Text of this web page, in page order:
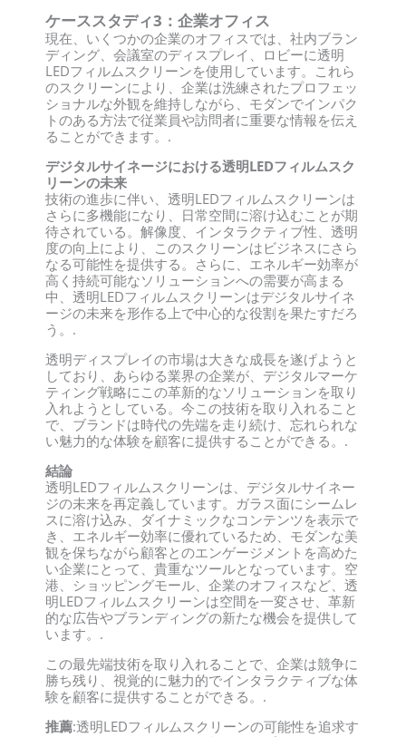
ケーススタディ3：企業オフィス
現在、いくつかの企業のオフィスでは、社内ブラン
ディング、会議室のディスプレイ、ロビーに透明
LEDフィルムスクリーンを使用しています。これら
のスクリーンにより、企業は洗練されたプロフェッ
ショナルな外観を維持しながら、モダンでインパク
トのある方法で従業員や訪問者に重要な情報を伝え
ることができます。.
デジタルサイネージにおける透明LEDフィルムスク
リーンの未来
技術の進歩に伴い、透明LEDフィルムスクリーンは
さらに多機能になり、日常空間に溶け込むことが期
待されている。解像度、インタラクティブ性、透明
度の向上により、このスクリーンはビジネスにさら
なる可能性を提供する。さらに、エネルギー効率が
高く持続可能なソリューションへの需要が高まる
中、透明LEDフィルムスクリーンはデジタルサイネ
ージの未来を形作る上で中心的な役割を果たすだろ
う。.
透明ディスプレイの市場は大きな成長を遂げようと
しており、あらゆる業界の企業が、デジタルマーケ
ティング戦略にこの革新的なソリューションを取り
入れようとしている。今この技術を取り入れること
で、ブランドは時代の先端を走り続け、忘れられな
い魅力的な体験を顧客に提供することができる。.
結論
透明LEDフィルムスクリーンは、デジタルサイネー
ジの未来を再定義しています。ガラス面にシームレ
スに溶け込み、ダイナミックなコンテンツを表示で
き、エネルギー効率に優れているため、モダンな美
観を保ちながら顧客とのエンゲージメントを高めた
い企業にとって、貴重なツールとなっています。空
港、ショッピングモール、企業のオフィスなど、透
明LEDフィルムスクリーンは空間を一変させ、革新
的な広告やブランディングの新たな機会を提供して
います。.
この最先端技術を取り入れることで、企業は競争に
勝ち残り、視覚的に魅力的でインタラクティブな体
験を顧客に提供することができる。.
推薦:透明LEDフィルムスクリーンの可能性を追求す